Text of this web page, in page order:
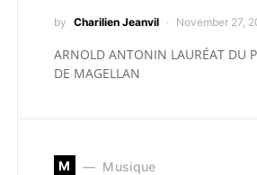
by Charilien Jeanvil November 27,
ARNOLD ANTONIN LAURÉAT DU
DE MAGELLAN
M Musique